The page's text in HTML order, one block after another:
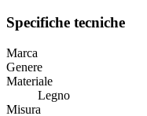
Specifiche tecniche
Marca
Genere
Materiale
Legno
Misura